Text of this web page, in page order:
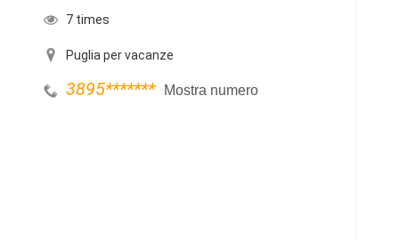
7 times
Puglia per vacanze
3895******* Mostra numero